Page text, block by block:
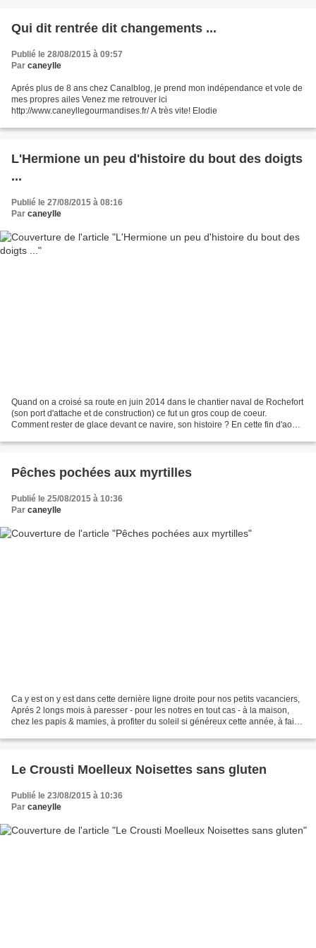
Qui dit rentrée dit changements ...
Publié le 28/08/2015 à 09:57
Par caneylle
Aprés plus de 8 ans chez Canalblog, je prend mon indépendance et vole de
mes propres ailes Venez me retrouver ici
http://www.caneyllegourmandises.fr/ A très vite! Elodie
L'Hermione un peu d'histoire du bout des doigts
...
Publié le 27/08/2015 à 08:16
Par caneylle
Quand on a croisé sa route en juin 2014 dans le chantier naval de Rochefort
(son port d'attache et de construction) ce fut un gros coup de coeur.
Comment rester de glace devant ce navire, son histoire ? En cette fin d'aout
Pêches pochées aux myrtilles
Publié le 25/08/2015 à 10:36
Par caneylle
Ca y est on y est dans cette dernière ligne droite pour nos petits vacanciers,
Aprés 2 longs mois à paresser - pour les notres en tout cas - à la maison,
chez les papis & mamies, à profiter du soleil si généreux cette année, à faire
Le Crousti Moelleux Noisettes sans gluten
Publié le 23/08/2015 à 10:36
Par caneylle